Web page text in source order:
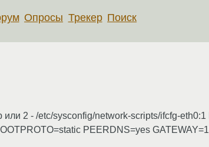
Опросы Трекер Поиск
2 - /etc/sysconfig/network-scripts/ifcfg-eth0:1
PEERDNS=yes